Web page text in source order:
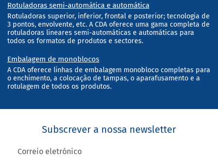
Rotuladoras semi-automática e automática
Rotuladoras superior, inferior, frontal e posterior; tecnologia de
3 pontos, envolvente, etc. A CDA oferece uma gama completa de
rotuladoras lineares semi-automáticas e automáticas para
todos os formatos de produtos e sectores.
Embalagem de monoblocos
A CDA oferece linhas de embalagem monobloco completas para
o enchimento, a colocação de tampas, o aparafusamento e a
rotulagem de todos os produtos.
Subscrever a nossa newsletter
Correio eletrónico